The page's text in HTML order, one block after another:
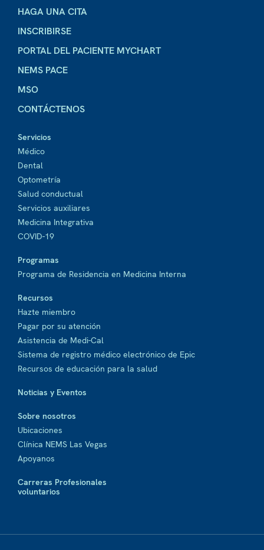
HAGA UNA CITA
INSCRIBIRSE
PORTAL DEL PACIENTE MYCHART
NEMS PACE
MSO
CONTÁCTENOS
Servicios
Médico
Dental
Optometría
Salud conductual
Servicios auxiliares
Medicina Integrativa
COVID-19
Programas
Programa de Residencia en Medicina Interna
Recursos
Hazte miembro
Pagar por su atención
Asistencia de Medi-Cal
Sistema de registro médico electrónico de Epic
Recursos de educación para la salud
Noticias y Eventos
Sobre nosotros
Ubicaciones
Clínica NEMS Las Vegas
Apoyanos
Carreras Profesionales
voluntarios